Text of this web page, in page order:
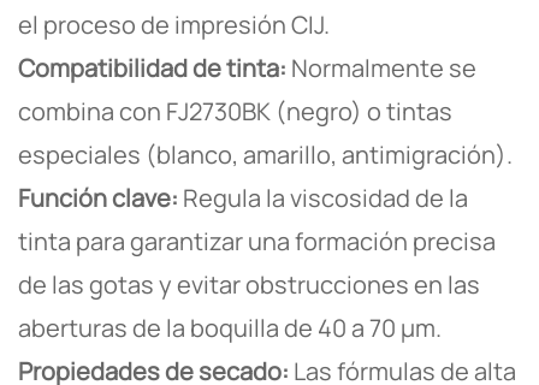
el proceso de impresión CIJ.
Compatibilidad de tinta: Normalmente se
combina con FJ2730BK (negro) o tintas
especiales (blanco, amarillo, antimigración).
Función clave: Regula la viscosidad de la
tinta para garantizar una formación precisa
de las gotas y evitar obstrucciones en las
aberturas de la boquilla de 40 a 70 μm.
Propiedades de secado: Las fórmulas de alta